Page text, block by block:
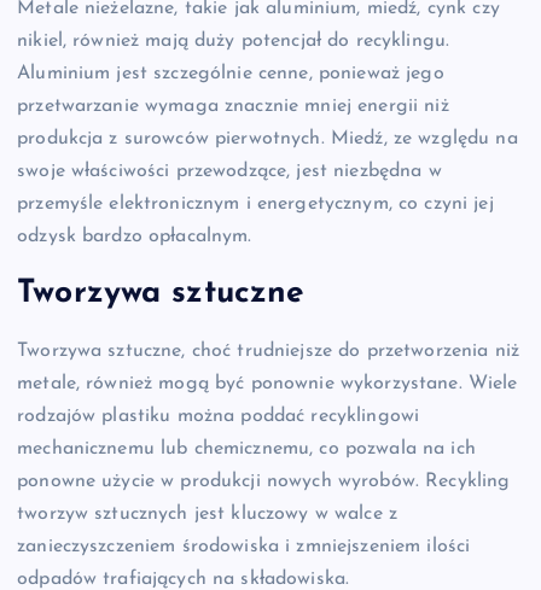
Metale nieżelazne, takie jak aluminium, miedź, cynk czy
nikiel, również mają duży potencjał do recyklingu.
Aluminium jest szczególnie cenne, ponieważ jego
przetwarzanie wymaga znacznie mniej energii niż
produkcja z surowców pierwotnych. Miedź, ze względu na
swoje właściwości przewodzące, jest niezbędna w
przemyśle elektronicznym i energetycznym, co czyni jej
odzysk bardzo opłacalnym.
Tworzywa sztuczne
Tworzywa sztuczne, choć trudniejsze do przetworzenia niż
metale, również mogą być ponownie wykorzystane. Wiele
rodzajów plastiku można poddać recyklingowi
mechanicznemu lub chemicznemu, co pozwala na ich
ponowne użycie w produkcji nowych wyrobów. Recykling
tworzyw sztucznych jest kluczowy w walce z
zanieczyszczeniem środowiska i zmniejszeniem ilości
odpadów trafiających na składowiska.